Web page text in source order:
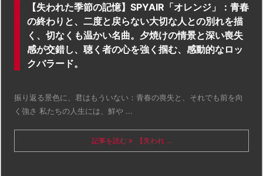
【失われた季節の記憶】SPYAIR「オレンジ」：青春
の終わりと、二度と戻らない大切な人との別れを描
く、切なくも温かい名曲。夕焼けの情景と深い喪失
感が交錯し、聴く者の心を強く掴む、感動的なロッ
クバラード。
振り返る景色に、君はもういない：青春の喪失と、それでも前を向
く強さ 私たちの人生には、鮮や ...
記事を読む 【失われ ...